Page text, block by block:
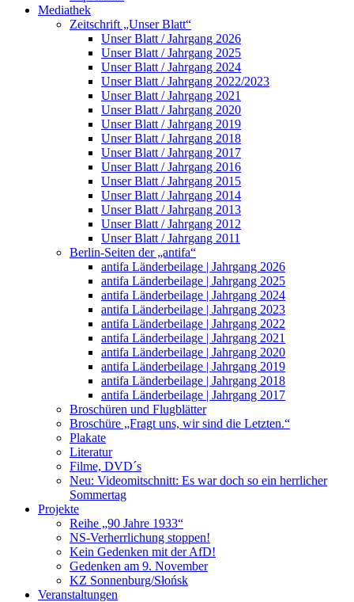
Mediathek
Zeitschrift „Unser Blatt“
Unser Blatt / Jahrgang 2026
Unser Blatt / Jahrgang 2025
Unser Blatt / Jahrgang 2024
Unser Blatt / Jahrgang 2022/2023
Unser Blatt / Jahrgang 2021
Unser Blatt / Jahrgang 2020
Unser Blatt / Jahrgang 2019
Unser Blatt / Jahrgang 2018
Unser Blatt / Jahrgang 2017
Unser Blatt / Jahrgang 2016
Unser Blatt / Jahrgang 2015
Unser Blatt / Jahrgang 2014
Unser Blatt / Jahrgang 2013
Unser Blatt / Jahrgang 2012
Unser Blatt / Jahrgang 2011
Berlin-Seiten der „antifa“
antifa Länderbeilage | Jahrgang 2026
antifa Länderbeilage | Jahrgang 2025
antifa Länderbeilage | Jahrgang 2024
antifa Länderbeilage | Jahrgang 2023
antifa Länderbeilage | Jahrgang 2022
antifa Länderbeilage | Jahrgang 2021
antifa Länderbeilage | Jahrgang 2020
antifa Länderbeilage | Jahrgang 2019
antifa Länderbeilage | Jahrgang 2018
antifa Länderbeilage | Jahrgang 2017
Broschüren und Flugblätter
Broschüre „Fragt uns, wir sind die Letzten.“
Plakate
Literatur
Filme, DVD´s
Neu: Videomitschnitt: Es war doch so ein herrlicher
Sommertag
Projekte
Reihe „90 Jahre 1933“
NS-Verherrlichung stoppen!
Kein Gedenken mit der AfD!
Gedenken am 9. November
KZ Sonnenburg/Słońsk
Veranstaltungen